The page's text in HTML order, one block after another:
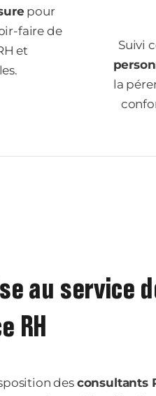
pour
faire de
et
Suivi
la
au service
RH
des consultants